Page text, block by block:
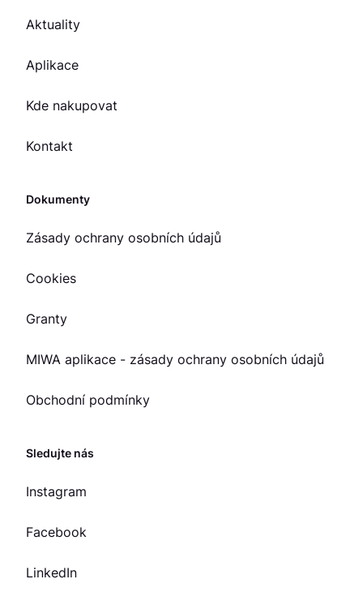
Aktuality
Aplikace
Kde nakupovat
Kontakt
Dokumenty
Zásady ochrany osobních údajů
Cookies
Granty
MIWA aplikace - zásady ochrany osobních údajů
Obchodní podmínky
Sledujte nás
Instagram
Facebook
LinkedIn